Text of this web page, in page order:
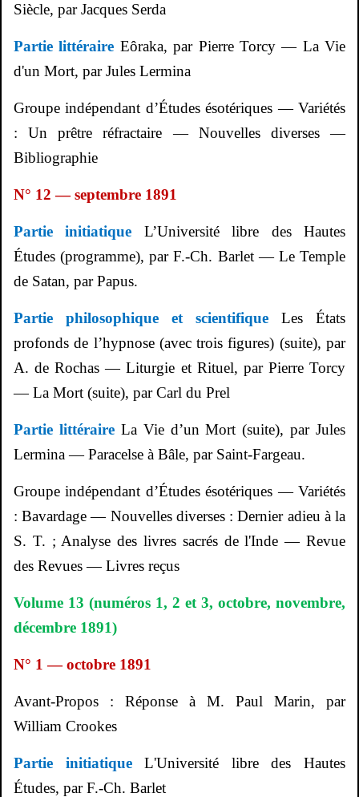
Siècle, par Jacques Serda
Partie littéraire Eôraka, par Pierre Torcy — La Vie
d'un Mort, par Jules Lermina
Groupe indépendant d’Études ésotériques — Variétés
: Un prêtre réfractaire — Nouvelles diverses —
Bibliographie
N° 12 — septembre 1891
Partie initiatique L’Université libre des Hautes
Études (programme), par F.-Ch. Barlet — Le Temple
de Satan, par Papus.
Partie philosophique et scientifique
Les États
profonds de l’hypnose (avec trois figures) (suite), par
A. de Rochas — Liturgie et Rituel, par Pierre Torcy
— La Mort (suite), par Carl du Prel
Partie littéraireLa Vie d’un Mort (suite), par Jules
Lermina— Paracelse à Bâle, par Saint-Fargeau.
Groupe indépendant d’Études ésotériques — Variétés
: Bavardage — Nouvelles diverses : Dernier adieu à la
S. T. ; Analyse des livres sacrés de l'Inde — Revue
des Revues — Livres reçus
Volume 13 (numéros 1, 2 et 3, octobre, novembre,
décembre 1891)
N° 1 — octobre 1891
Avant-Propos : Réponse à M. Paul Marin, par
William Crookes
Partie initiatiqueL'Université libre des Hautes
Études, par F.-Ch. Barlet